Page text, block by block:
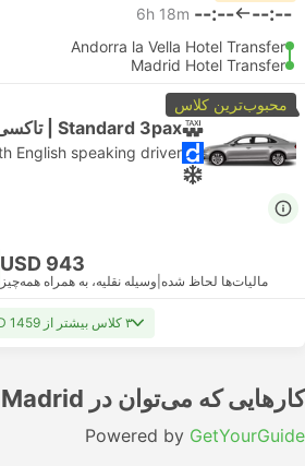
--:--
--:--
6h 18m
Andorra la Vella Hotel Transfer
Madrid Hotel Transfer
محبوب‌ترین کلاس
Standard 3pax | تاکسی
USD 943
مالیات‌ها لحاظ شده وسیله نقلیه، به همراه همه‌چیز
۳ کلاس بیشتر از USD 1459
کارهایی که می‌توان در Madrid انجام داد
Powered by GetYourGuide